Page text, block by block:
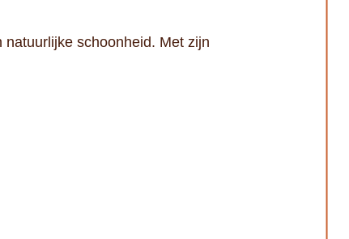
schoonheid. Met zijn